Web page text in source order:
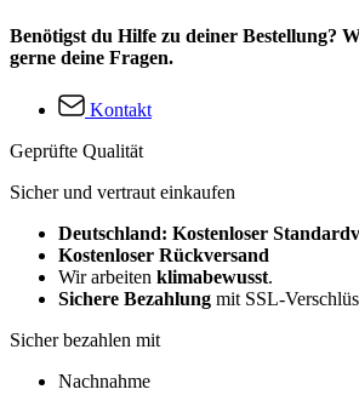
Benötigst du Hilfe zu deiner Bestellung?
gerne deine Fragen.
Kontakt
Geprüfte Qualität
Sicher und vertraut einkaufen
Deutschland: Kostenloser
Kostenloser Rückversand
Wir arbeiten klimabewusst.
Sichere Bezahlung mit SSL-
Sicher bezahlen mit
Nachnahme